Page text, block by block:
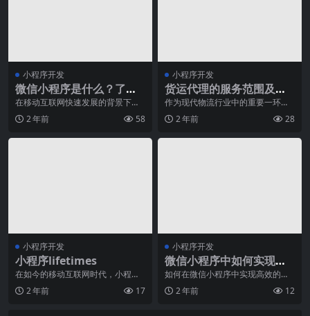
小程序开发
微信小程序是什么？了解
一下它的定义和特点
在移动互联网快速发展的背景下，
微信小程序作为一种新兴的应用形
态，正逐渐走进人们的
2 年前 58
小程序开发
货运代理的服务范围及流
程解析
作为现代物流行业中的重要一环，
货运代理在全球贸易中扮演着至关
重要的角色。货运代理
2 年前 28
小程序开发
小程序lifetimes
在如今的移动互联网时代，小程序
已经成为人们生活中不可或缺的一
部分。作为一种轻量级
2 年前 17
小程序开发
微信小程序中如何实现图
片裁剪与压缩？
如何在微信小程序中实现高效的图
片裁剪和压缩？随着移动互联网技
术的发展，微信小程序
2 年前 12